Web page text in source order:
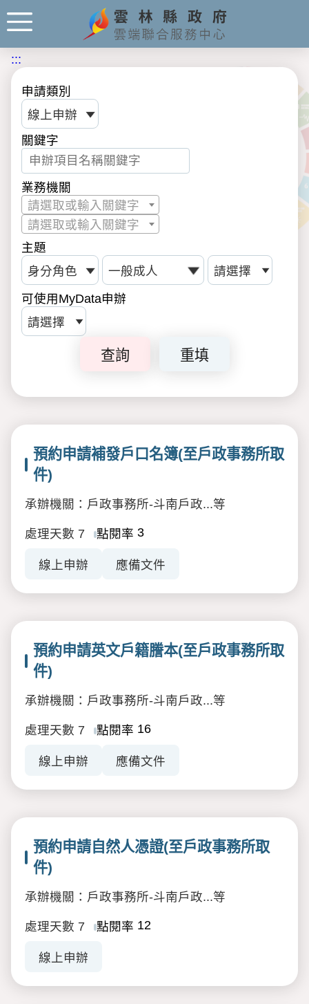
:::
申請類別
關鍵字
業務機關
請選取或輸入關鍵字
請選取或輸入關鍵字
主題
可使用MyData申辦
查詢 重填
預約申請補發戶口名簿(至戶政事務所取
件)
承辦機關：戶政事務所-斗南戶政...等
處理天數 7 點閱率 3
線上申辦 應備文件
預約申請英文戶籍謄本(至戶政事務所取
件)
承辦機關：戶政事務所-斗南戶政...等
處理天數 7 點閱率 16
線上申辦 應備文件
預約申請自然人憑證(至戶政事務所取
件)
承辦機關：戶政事務所-斗南戶政...等
處理天數 7 點閱率 12
線上申辦